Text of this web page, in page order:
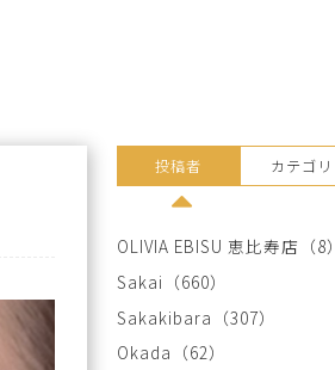
投稿者 カテゴリ
OLIVIA EBISU 恵比寿店 （8）
Sakai （660）
Sakakibara （307）
Okada （62）